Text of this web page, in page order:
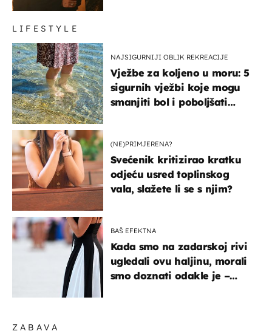
ZABAVA
LIFESTYLE
NAJSIGURNIJI OBLIK REKREACIJE
Vježbe za koljeno u moru: 5
sigurnih vježbi koje mogu
smanjiti bol i poboljšati
(NE)PRIMJERENA?
Svećenik kritizirao kratku
odjeću usred toplinskog
vala, slažete li se s njim?
BAŠ EFEKTNA
Kada smo na zadarskoj rivi
ugledali ovu haljinu, morali
smo doznati odakle je –